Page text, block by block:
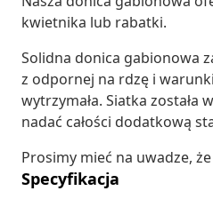
kwietnika lub rabatki.
Solidna donica gabionowa
z odpornej na rdzę i
wytrzymała. Siatka została
nadać całości dodatkową
Prosimy mieć na uwadze,
Specyfikacja